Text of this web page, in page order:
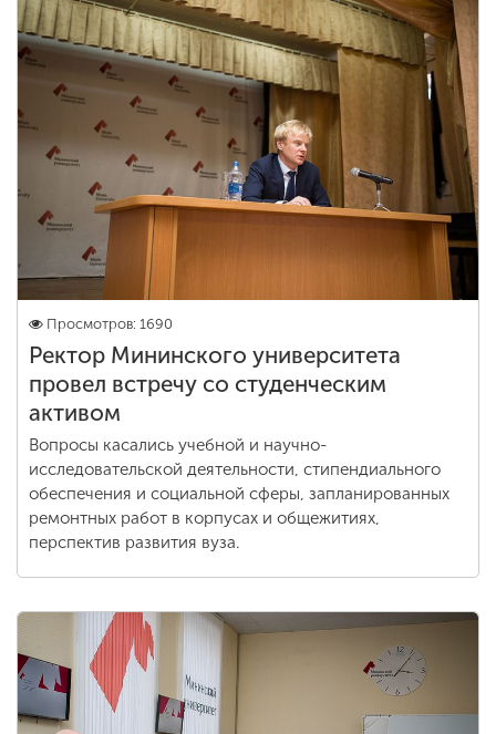
Просмотров: 1690
Ректор Мининского университета
провел встречу со студенческим
активом
Вопросы касались учебной и научно-
исследовательской деятельности, стипендиального
обеспечения и социальной сферы, запланированных
ремонтных работ в корпусах и общежитиях,
перспектив развития вуза.